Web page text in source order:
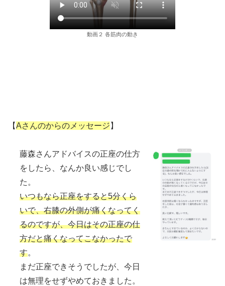
動画２ 各筋肉の動き
【Aさんのからのメッセージ 】
藤森さんアドバイスの正座の仕方
をしたら、なんか良い感じでし
た。
いつもなら正座をすると5分くら
いで、右膝の外側が痛くなってく
るのですが、今日はその正座の仕
方だと痛くなってこなかったで
す。
まだ正座できそうでしたが、今日
は無理をせずやめておきました。